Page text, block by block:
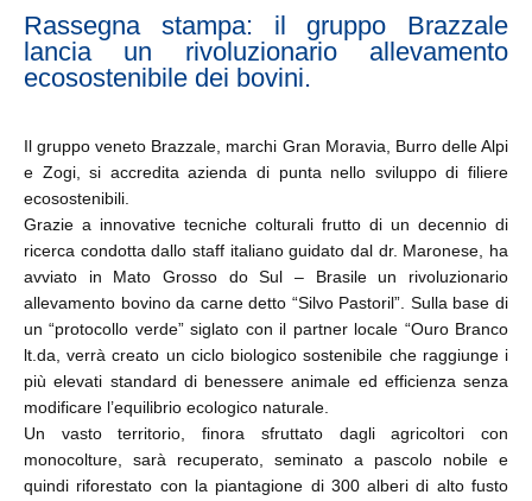
Rassegna stampa: il gruppo Brazzale
lancia un rivoluzionario allevamento
ecosostenibile dei bovini.
Il gruppo veneto Brazzale, marchi Gran Moravia, Burro delle Alpi
e Zogi, si accredita azienda di punta nello sviluppo di filiere
ecosostenibili.
Grazie a innovative tecniche colturali frutto di un decennio di
ricerca condotta dallo staff italiano guidato dal dr. Maronese, ha
avviato in Mato Grosso do Sul – Brasile un rivoluzionario
allevamento bovino da carne detto “Silvo Pastoril”. Sulla base di
un “protocollo verde” siglato con il partner locale “Ouro Branco
lt.da, verrà creato un ciclo biologico sostenibile che raggiunge i
più elevati standard di benessere animale ed efficienza senza
modificare l’equilibrio ecologico naturale.
Un vasto territorio, finora sfruttato dagli agricoltori con
monocolture, sarà recuperato, seminato a pascolo nobile e
quindi riforestato con la piantagione di 300 alberi di alto fusto